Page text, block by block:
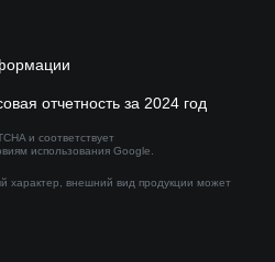
отчетность за 2024 год
и соответствует
использования Google.
характер, внешний вид продукции может